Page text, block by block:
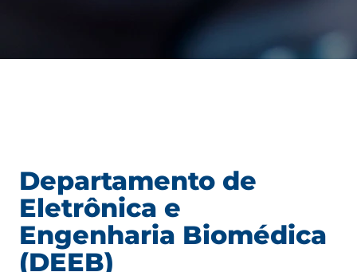
Departamento de
Eletrônica e
Engenharia Biomédica
(DEEB)